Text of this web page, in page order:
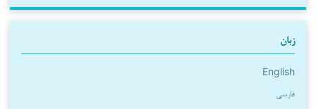
زبان
English
فارسی